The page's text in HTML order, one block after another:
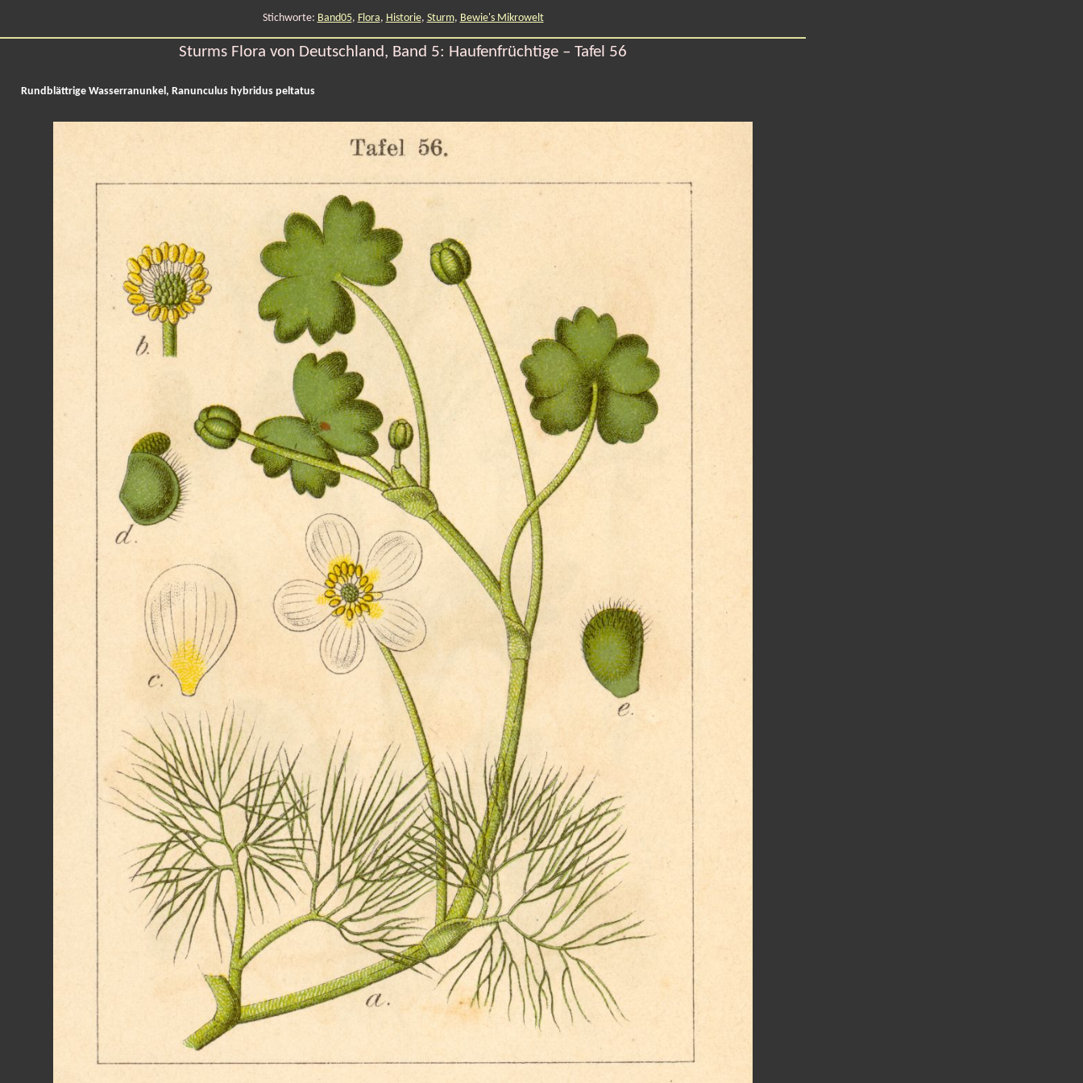
Stichworte: Band05, Flora, Historie, Sturm, Bewie's Mikrowelt
Sturms Flora von Deutschland, Band 5: Haufenfrüchtige – Tafel 56
Rundblättrige Wasserranunkel, Ranunculus hybridus peltatus